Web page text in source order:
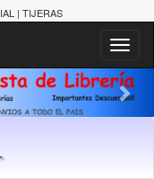
| TIJERAS